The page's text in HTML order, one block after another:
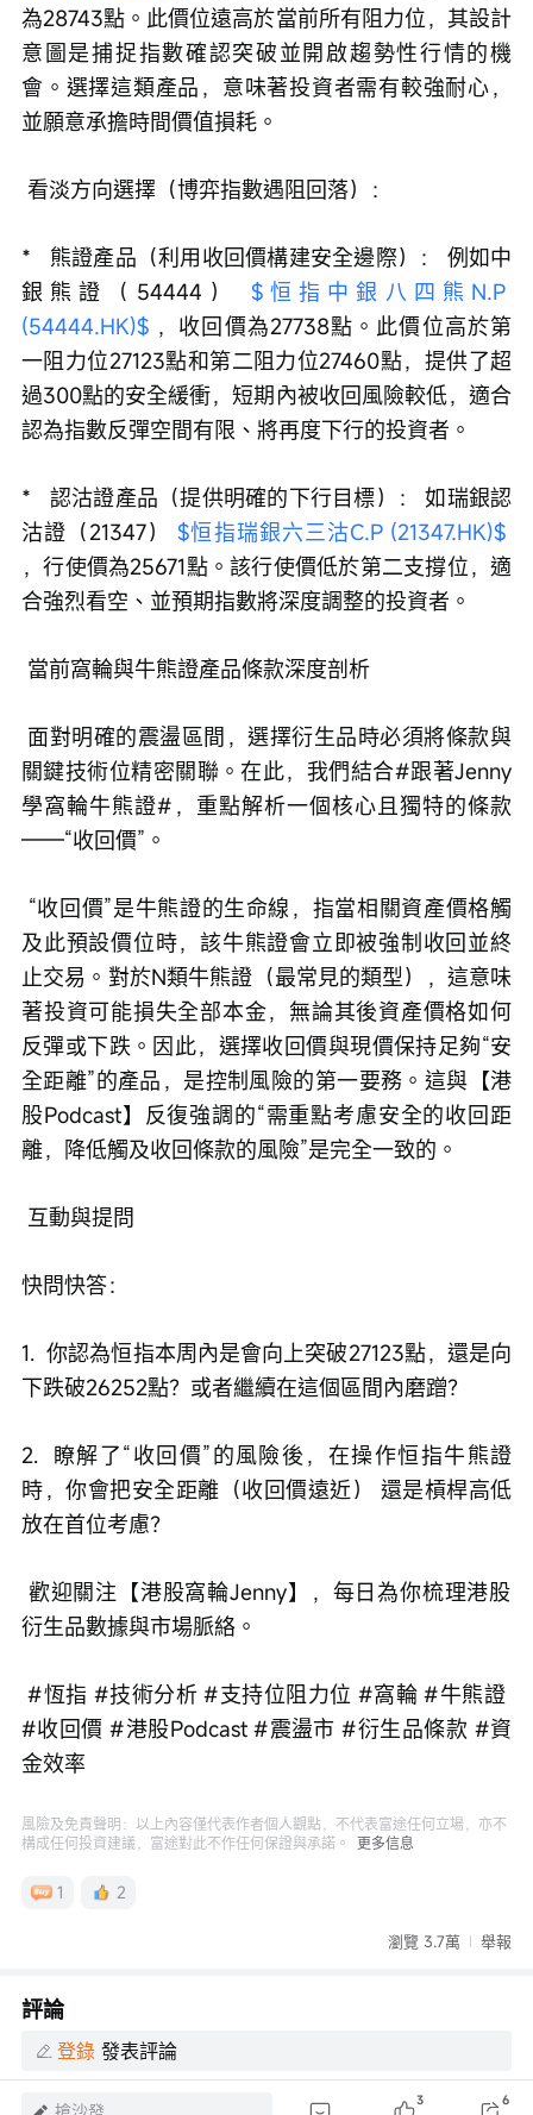
為28743點。此價位遠高於當前所有阻力位，其設計
意圖是捕捉指數確認突破並開啟趨勢性行情的機
會。選擇這類產品，意味著投資者需有較強耐心，
並願意承擔時間價值損耗。
看淡方向選擇（博弈指數遇阻回落）：
*   熊證產品（利用收回價構建安全邊際）： 例如中
銀熊證（54444） $恒指中銀八四熊N.P
(54444.HK)$ ，收回價為27738點。此價位高於第
一阻力位27123點和第二阻力位27460點，提供了超
過300點的安全緩衝，短期內被收回風險較低，適合
認為指數反彈空間有限、將再度下行的投資者。
*   認沽證產品（提供明確的下行目標）： 如瑞銀認
沽證（21347） $恒指瑞銀六三沽C.P (21347.HK)$
，行使價為25671點。該行使價低於第二支撐位，適
合強烈看空、並預期指數將深度調整的投資者。
當前窩輪與牛熊證產品條款深度剖析
關鍵技術位精密關聯。在此，我們結合#跟著Jenny
學窩輪牛熊證#，重點解析一個核心且獨特的條款
——“收回價”。
及此預設價位時，該牛熊證會立即被強制收回並終
止交易。對於N類牛熊證（最常見的類型），這意味
著投資可能損失全部本金，無論其後資產價格如何
反彈或下跌。因此，選擇收回價與現價保持足夠“安
全距離”的產品，是控制風險的第一要務。這與【港
股Podcast】反復強調的“需重點考慮安全的收回距
離，降低觸及收回條款的風險”是完全一致的。
互動與提問
快問快答：
1.  你認為恒指本周內是會向上突破27123點，還是向
下跌破26252點？或者繼續在這個區間內磨蹭？
2.  瞭解了“收回價”的風險後，在操作恒指牛熊證
時，你會把安全距離（收回價遠近） 還是槓桿高低
放在首位考慮？
衍生品數據與市場脈絡。
#恆指 #技術分析 #支持位阻力位 #窩輪 #牛熊證
#收回價 #港股Podcast #震盪市 #衍生品條款 #資
金效率
風險及免責聲明：以上內容僅代表作者個人觀點，不代表富途任何立場，亦不
構成任何投資建議，富途對此不作任何保證與承諾。
更多信息
1 2
瀏覽 3.7萬 舉報
評論
登錄 發表評論
3 6